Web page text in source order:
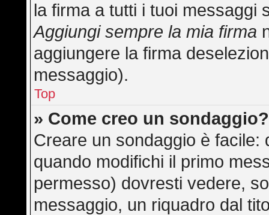
la firma a tutti i tuoi messaggi
Aggiungi sempre la mia firma
aggiungere la firma
messaggio).
Top
» Come creo un sondaggio?
Creare un sondaggio è
quando modifichi il primo
permesso) dovresti vedere,
messaggio, un riquadro dal